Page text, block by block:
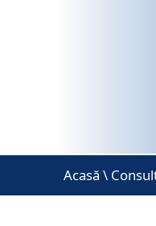
Acasă \